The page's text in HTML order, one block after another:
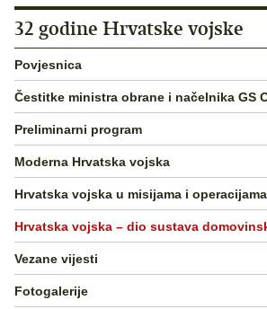
32 godine Hrvatske vojske
Povjesnica
Čestitke ministra obrane i načelnika GS
Preliminarni program
Moderna Hrvatska vojska
Hrvatska vojska u misijama i operacijama
Hrvatska vojska – dio sustava
Vezane vijesti
Fotogalerije